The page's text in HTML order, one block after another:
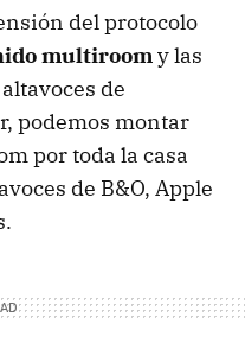
del protocolo
multiroomy las
de
podemos montar
por toda la casa
de B&O, Apple